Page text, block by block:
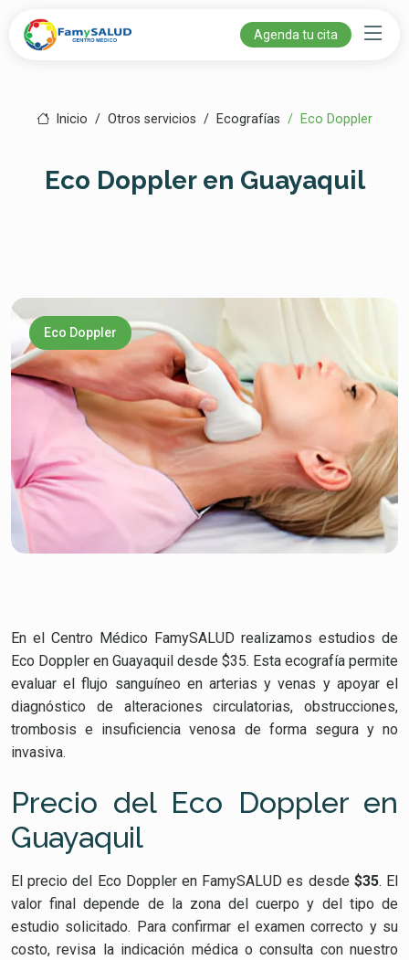
Agenda tu cita
Inicio Otros servicios Ecografías Eco Doppler
Eco Doppler en Guayaquil
Eco Doppler
En el Centro Médico FamySALUD realizamos estudios de
Eco Doppler en Guayaquil desde $35. Esta ecografía permite
evaluar el flujo sanguíneo en arterias y venas y apoyar el
diagnóstico de alteraciones circulatorias, obstrucciones,
trombosis e insuficiencia venosa de forma segura y no
invasiva.
Precio del Eco Doppler en
Guayaquil
El precio del Eco Doppler en FamySALUD es desde $35. El
valor final depende de la zona del cuerpo y del tipo de
estudio solicitado. Para confirmar el examen correcto y su
costo, revisa la indicación médica o consulta con nuestro